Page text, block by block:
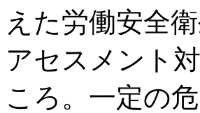
えた労働安全
アセスメント
ころ。一定の